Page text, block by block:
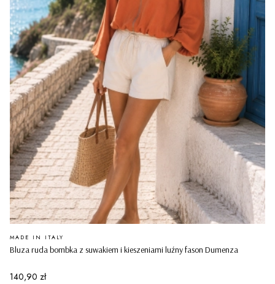
Bluza ruda bombka z suwakiem i kieszeniami luźny fason Dumenza
PRODUCENT
MADE IN ITALY
Cena
140,90 zł